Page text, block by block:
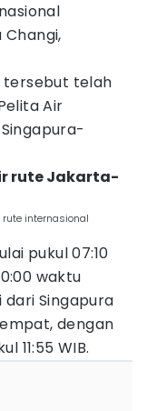
tersebut telah
Air
rute Jakarta-
internasional
pukul 07:10
waktu
Singapura
dengan
11:55 WIB.